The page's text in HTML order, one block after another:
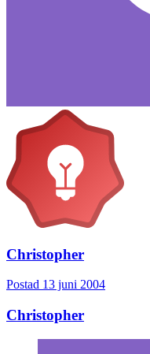
Christopher
Postad 13 juni 2004
Christopher